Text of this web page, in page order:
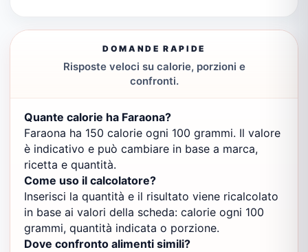
DOMANDE RAPIDE
Risposte veloci su calorie, porzioni e
confronti.
Quante calorie ha Faraona?
Faraona ha 150 calorie ogni 100 grammi. Il valore
è indicativo e può cambiare in base a marca,
ricetta e quantità.
Come uso il calcolatore?
Inserisci la quantità e il risultato viene ricalcolato
in base ai valori della scheda: calorie ogni 100
grammi, quantità indicata o porzione.
Dove confronto alimenti simili?